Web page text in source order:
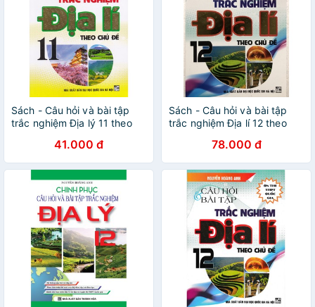
Sách - Câu hỏi và bài tập
trắc nghiệm Địa lý 11 theo
41.000 đ
Sách - Câu hỏi và bài tập
trắc nghiệm Địa lí 12 theo
78.000 đ